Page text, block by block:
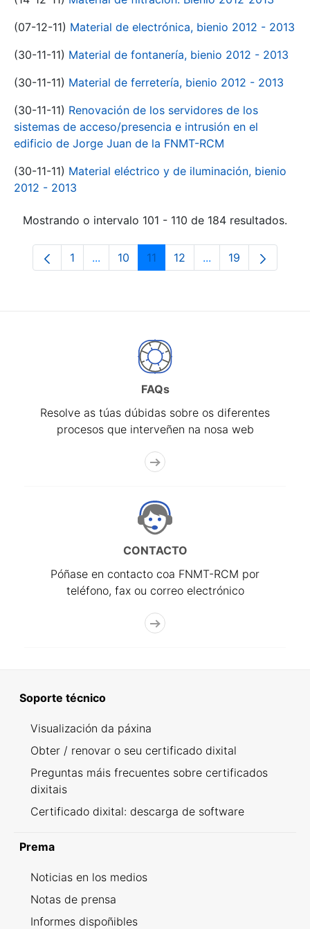
(07-12-11) Material de electrónica, bienio 2012 - 2013
(30-11-11) Material de fontanería, bienio 2012 - 2013
(30-11-11) Material de ferretería, bienio 2012 - 2013
(30-11-11) Renovación de los servidores de los
sistemas de acceso/presencia e intrusión en el
edificio de Jorge Juan de la FNMT-RCM
(30-11-11) Material eléctrico y de iluminación, bienio
2012 - 2013
Mostrando o intervalo 101 - 110 de 184 resultados.
Páxina
1 ...Páxinas intermedias Use pestaña para
Páxina
10 Páxina
11 Páxina
12 ...PáxinasPáxina
19
FAQs
Resolve as túas dúbidas sobre os diferentes
procesos que interveñen na nosa web
CONTACTO
Póñase en contacto coa FNMT-RCM por
teléfono, fax ou correo electrónico
Soporte técnico
Visualización da páxina
Obter / renovar o seu certificado dixital
Preguntas máis frecuentes sobre certificados
dixitais
Certificado dixital: descarga de software
Prema
Noticias en los medios
Notas de prensa
Informes dispoñibles